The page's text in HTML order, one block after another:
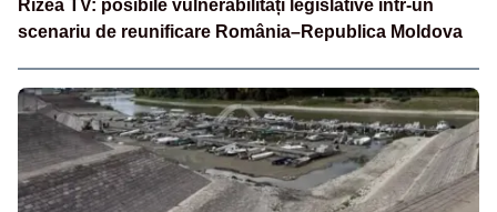
Rizea TV: posibile vulnerabilități legislative într-un
scenariu de reunificare România–Republica Moldova